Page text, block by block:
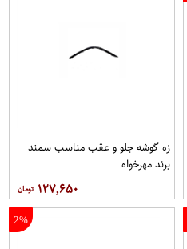
زه گوشه جلو و عقب مناسب سمند
برند مهرخواه
۱۲۷,۶۵۰
2%